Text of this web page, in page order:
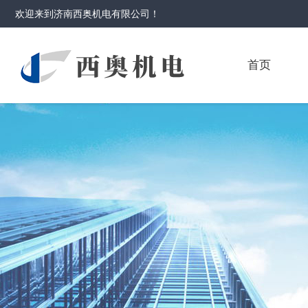
欢迎来到济南西奥机电有限公司 ！
首页